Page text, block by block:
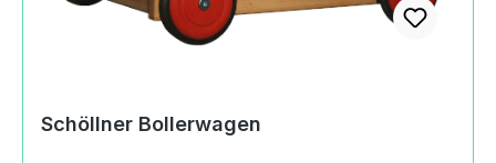
Schöllner Bollerwagen